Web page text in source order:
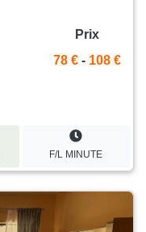
Prix
78 € - 108 €
F/L MINUTE